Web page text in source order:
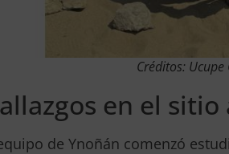
Créditos:
en el
de Ynoñán comenzó